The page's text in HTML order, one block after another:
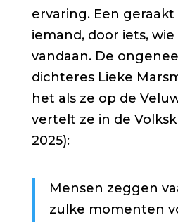
ervaring. Een
iemand, door iets,
vandaan. De
dichteres Lieke
het als ze op de
vertelt ze in de
2025):
Mensen zeggen
zulke momenten